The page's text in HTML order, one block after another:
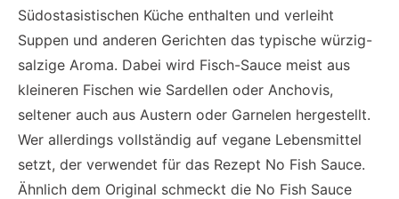
Südostasistischen Küche enthalten und verleiht
Suppen und anderen Gerichten das typische würzig-
salzige Aroma. Dabei wird Fisch-Sauce meist aus
kleineren Fischen wie Sardellen oder Anchovis,
seltener auch aus Austern oder Garnelen hergestellt.
Wer allerdings vollständig auf vegane Lebensmittel
setzt, der verwendet für das Rezept No Fish Sauce.
Ähnlich dem Original schmeckt die No Fish Sauce